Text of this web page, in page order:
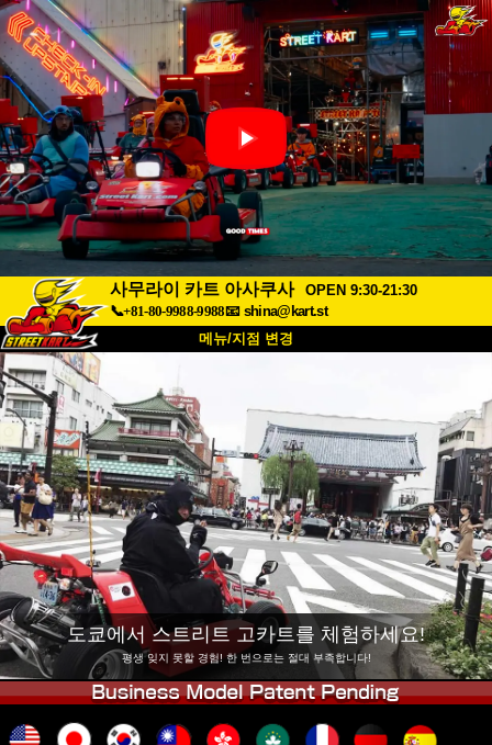
사무라이 카트 아사쿠사
OPEN 9:30-21:30
📞+81-80-9988-9988📧 shina@kart.st
메뉴/지점 변경
소개 가격
접근성 고객 리뷰 자주 묻는 질문
회사 정보 예약
지점 변경
도쿄 시나가와 #1 도쿄 아키하바라#1
도쿄 아키하바라#2 도쿄 시부야
도쿄 시부야 애넥스 도쿄 베이
도쿄 아사쿠사 오사카
도쿄에서 스트리트 고카트를 체험하세요!
평생 잊지 못할 경험! 한 번으로는 절대 부족합니다!